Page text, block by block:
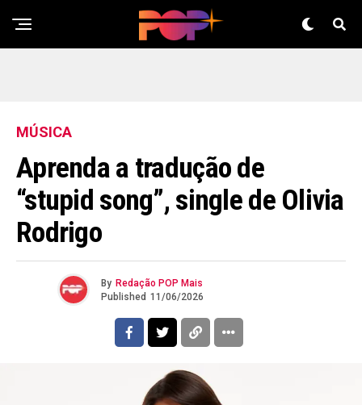
MÚSICA
Aprenda a tradução de
“stupid song”, single de Olivia
Rodrigo
By Redação POP Mais
Published 11/06/2026